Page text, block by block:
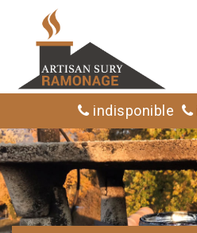
indisponible